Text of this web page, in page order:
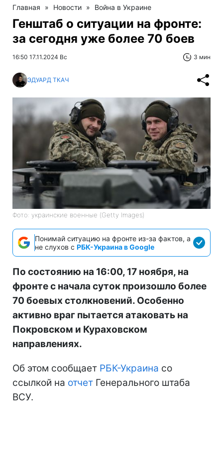
Главная » Новости » Война в Украине
Генштаб о ситуации на фронте:
за сегодня уже более 70 боев
16:50 17.11.2024 Вс 3 мин
ЭДУАРД ТКАЧ
Фото: украинские военные (Getty Images)
Понимай ситуацию на фронте из-за фактов, а
не слухов с РБК-Украина в Google
По состоянию на 16:00, 17 ноября, на
фронте с начала суток произошло более
70 боевых столкновений. Особенно
активно враг пытается атаковать на
Покровском и Кураховском
направлениях.
Об этом сообщает РБК-Украина со
ссылкой на отчет Генерального штаба
ВСУ.